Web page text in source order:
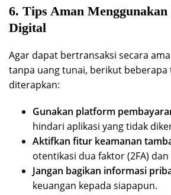
6. Tips Aman
Digital
Agar dapat bertransaksi secara
tanpa uang tunai, berikut beberapa
diterapkan:
Gunakan platform
hindari aplikasi yang tidak
Aktifkan fitur keamanan
otentikasi dua faktor (2FA)
Jangan bagikan informasi
keuangan kepada siapapun.